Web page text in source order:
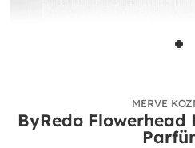
MERVE
ByRedo Flowerhead